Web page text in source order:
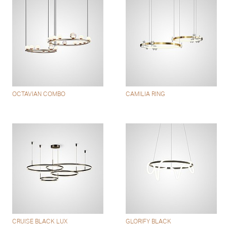
OCTAVIAN COMBO CAMILIA RING
CRUISE BLACK LUX GLORIFY BLACK